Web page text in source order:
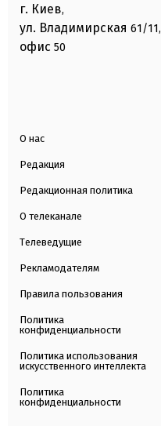
г. Киев,
ул. Владимирская 61/11,
офис 50
О нас
Редакция
Редакционная политика
О телеканале
Телеведущие
Рекламодателям
Правила пользования
Политика
конфиденциальности
Политика использования
искусственного интеллекта
Политика
конфиденциальности